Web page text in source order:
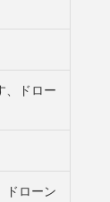
、ドロー
ドローン